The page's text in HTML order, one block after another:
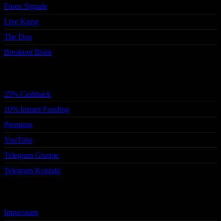
Forex Signale
Live Kurse
The Don
Breakout Brain
25% Cashback
10% Instant Funding
Premium
YouTube
Telegram Gruppe
Telegram Kontakt
Impressum